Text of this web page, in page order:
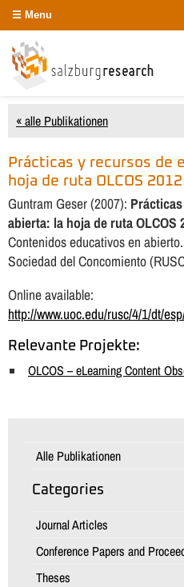
Menu
« alle Publikationen
Prácticas y recursos de
hoja de ruta OLCOS 2012
Guntram Geser (2007):
abierta: la hoja de ruta OLCOS
Contenidos educativos en
Sociedad del Concomiento
Online available:
http://www.uoc.edu/rusc/4/1/dt/
Relevante Projekte:
OLCOS – eLearning Content
Alle Publikationen
Categories
Journal Articles
Conference Papers and
Theses